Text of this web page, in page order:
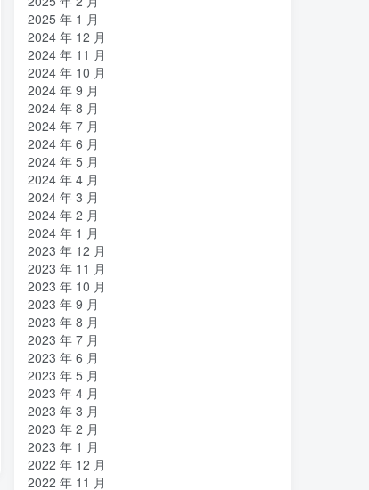
2025 年 1 月
2024 年 12 月
2024 年 11 月
2024 年 10 月
2024 年 9 月
2024 年 8 月
2024 年 7 月
2024 年 6 月
2024 年 5 月
2024 年 4 月
2024 年 3 月
2024 年 2 月
2024 年 1 月
2023 年 12 月
2023 年 11 月
2023 年 10 月
2023 年 9 月
2023 年 8 月
2023 年 7 月
2023 年 6 月
2023 年 5 月
2023 年 4 月
2023 年 3 月
2023 年 2 月
2023 年 1 月
2022 年 12 月
2022 年 11 月